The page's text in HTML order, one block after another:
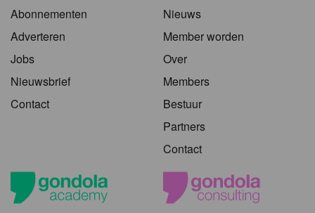
Abonnementen
Adverteren
Jobs
Nieuwsbrief
Contact
Nieuws
Member worden
Over
Members
Bestuur
Partners
Contact